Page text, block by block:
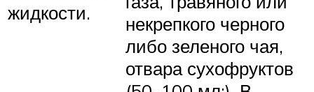
жидкости.
некрепкого черного
либо зеленого чая,
отвара сухофруктов